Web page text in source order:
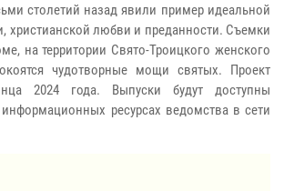
столетий назад явили пример идеальной
христианской любви и преданности. Съемки
на территории Свято-Троицкого женского
чудотворные мощи святых. Проект
2024 года. Выпуски будут доступны
ресурсах ведомства в сети